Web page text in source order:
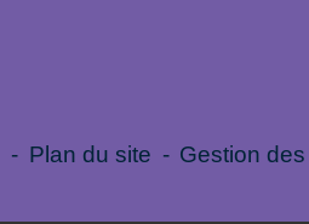
- Plan du site - Gestion